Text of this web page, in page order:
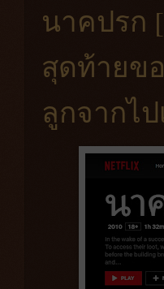
นาคปรก
สุดท้ายข
ลูกจากไ